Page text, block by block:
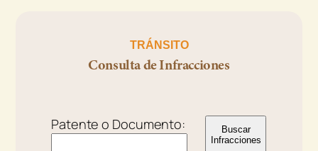
TRÁNSITO
Consulta de Infracciones